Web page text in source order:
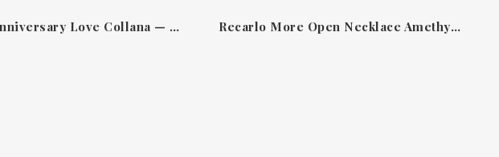
Recarlo Anniversary Love Collana — Collar de oro blanco 18 kt con diamantes Recarlo More Open Necklace Amethyst N86RI022/GAMV-OS